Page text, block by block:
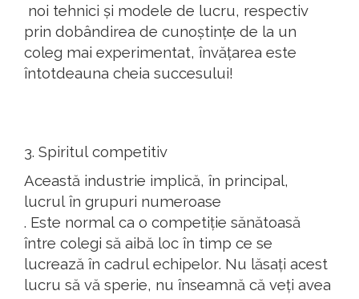
noi tehnici și modele de lucru, respectiv
prin dobândirea de cunoștințe de la un
coleg mai experimentat, învățarea este
întotdeauna cheia succesului!
3. Spiritul competitiv
Această industrie implică, în principal,
lucrul în grupuri numeroase
. Este normalca o competiție sănătoasă
între colegi să aibă loc în timp ce se
lucrează în cadrul echipelor. Nu lăsați acest
lucru să vă sperie, nu înseamnă că veți avea